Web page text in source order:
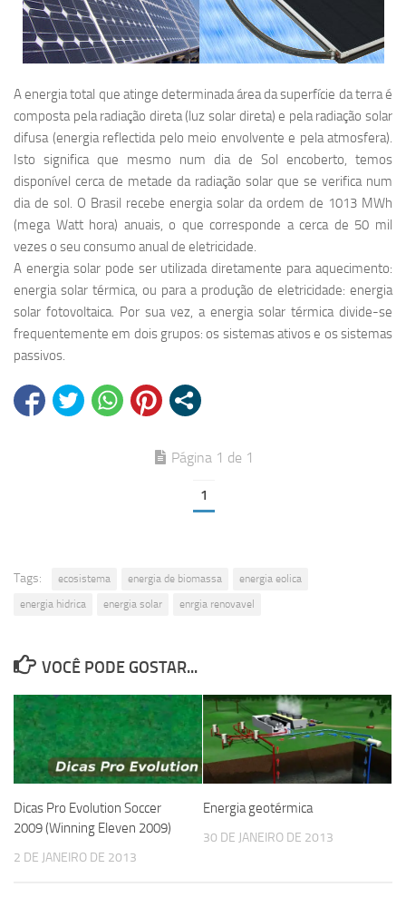
A energia total que atinge determinada área da superfície da terra é
composta pela radiação direta (luz solar direta) e pela radiação solar
difusa (energia reflectida pelo meio envolvente e pela atmosfera).
Isto significa que mesmo num dia de Sol encoberto, temos
disponível cerca de metade da radiação solar que se verifica num
dia de sol. O Brasil recebe energia solar da ordem de 1013 MWh
(mega Watt hora) anuais, o que corresponde a cerca de 50 mil
vezes o seu consumo anual de eletricidade.
A energia solar pode ser utilizada diretamente para aquecimento:
energia solar térmica, ou para a produção de eletricidade: energia
solar fotovoltaica. Por sua vez, a energia solar térmica divide-se
frequentemente em dois grupos: os sistemas ativos e os sistemas
passivos.
Página 1 de 1
1
Tags: ecosistema energia de biomassa
energia eolica
energia hidrica
energia solar enrgia renovavel
VOCÊ PODE GOSTAR...
Dicas Pro Evolution Soccer
2009 (Winning Eleven 2009)
2 DE JANEIRO DE 2013
Energia geotérmica
30 DE JANEIRO DE 2013